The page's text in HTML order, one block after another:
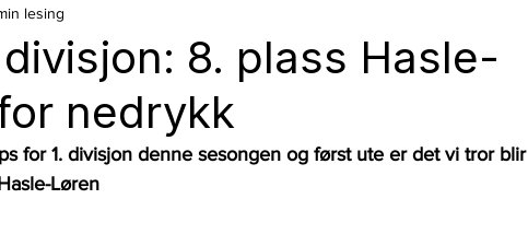
8. plass Hasle-
nedrykk
lesing
for 1. divisjon denne sesongen og først ute er det vi tror blir
Løren